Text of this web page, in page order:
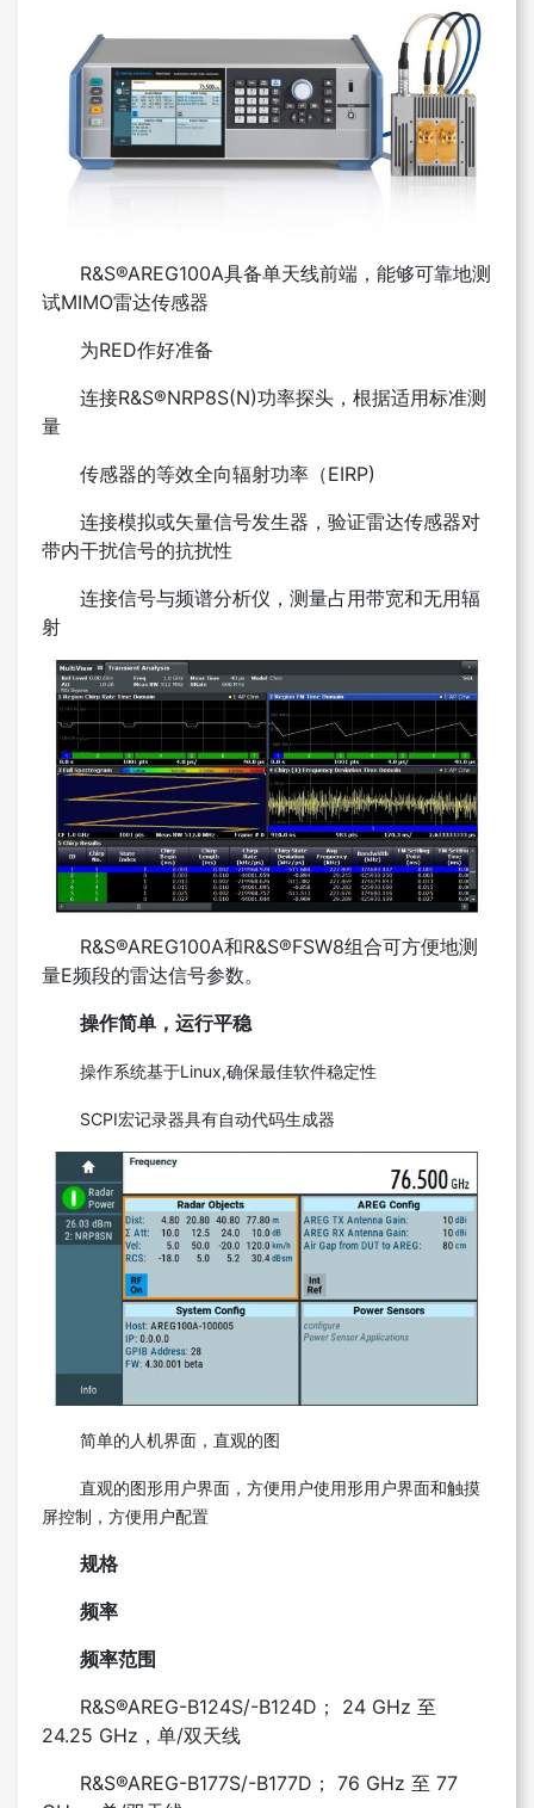
R&S®AREG100A具备单天线前端，能够可靠地测
试MIMO雷达传感器
为RED作好准备
连接R&S®NRP8S(N)功率探头，根据适用标准测
量
传感器的等效全向辐射功率（EIRP)
连接模拟或矢量信号发生器，验证雷达传感器对
带内干扰信号的抗扰性
连接信号与频谱分析仪，测量占用带宽和无用辐
射
R&S®AREG100A和R&S®FSW8组合可方便地测
量E频段的雷达信号参数。
操作简单，运行平稳
操作系统基于Linux,确保最佳软件稳定性
SCPI宏记录器具有自动代码生成器
简单的人机界面，直观的图
直观的图形用户界面，方便用户使用形用户界面和触摸
屏控制，方便用户配置
规格
频率
频率范围
R&S®AREG-B124S/-B124D； 24 GHz 至
24.25 GHz，单/双天线
R&S®AREG-B177S/-B177D； 76 GHz 至 77